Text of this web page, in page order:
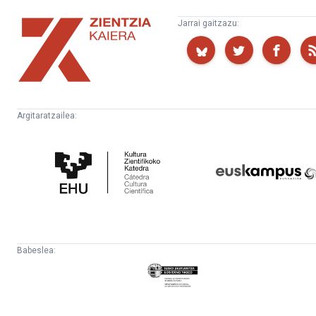
Zientzia
Kaiera
Jarrai gaitzazu:
Argitaratzailea:
Zientifikoko
Katedra
Babeslea:
Eusko
Jaurlaritza